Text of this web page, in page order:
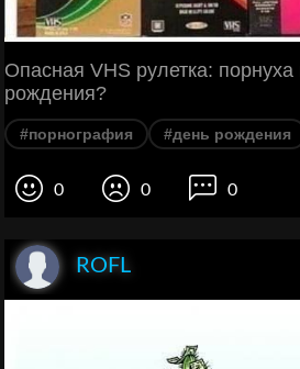
Опасная VHS рулетка: порнуха
рождения?
#порнография #день рождения
0 0 0
ROFL